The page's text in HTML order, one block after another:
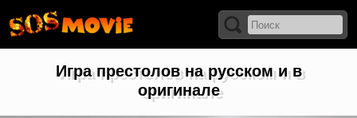
Игра престолов на русском и в
оригинале